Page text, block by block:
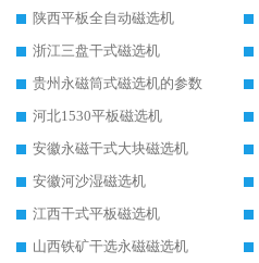
陕西平板全自动磁选机
浙江三盘干式磁选机
贵州永磁筒式磁选机的参数
河北1530平板磁选机
安徽永磁干式大块磁选机
安徽河沙湿磁选机
江西干式平板磁选机
山西铁矿干选永磁磁选机